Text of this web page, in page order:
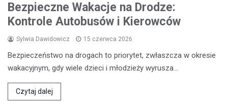
Bezpieczne Wakacje na Drodze:
Kontrole Autobusów i Kierowców
Sylwia Dawidowicz 15 czerwca 2026
Bezpieczeństwo na drogach to priorytet, zwłaszcza w okresie
wakacyjnym, gdy wiele dzieci i młodzieży wyrusza…
Czytaj dalej